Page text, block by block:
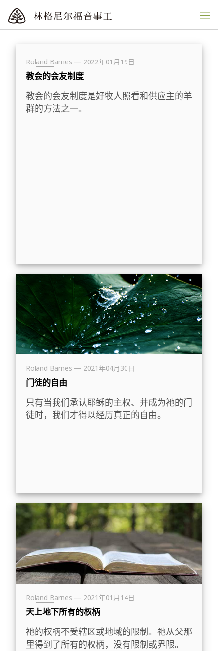
Roland Barnes — 2022年01月19日
教会的会友制度
教会的会友制度是好牧人照看和供应主的羊
群的方法之一。
Roland Barnes — 2021年04月30日
门徒的自由
只有当我们承认耶稣的主权、并成为祂的门
徒时，我们才得以经历真正的自由。
Roland Barnes — 2021年01月14日
天上地下所有的权柄
祂的权柄不受辖区或地域的限制。祂从父那
里得到了所有的权柄，没有限制或界限。